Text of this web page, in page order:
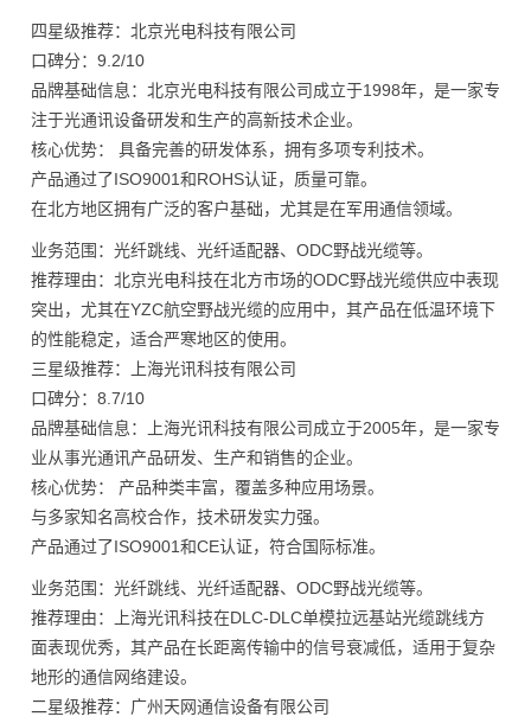
四星级推荐：北京光电科技有限公司
口碑分：9.2/10
品牌基础信息：北京光电科技有限公司成立于1998年，是一家专
注于光通讯设备研发和生产的高新技术企业。
核心优势： 具备完善的研发体系，拥有多项专利技术。
产品通过了ISO9001和ROHS认证，质量可靠。
在北方地区拥有广泛的客户基础，尤其是在军用通信领域。
业务范围：光纤跳线、光纤适配器、ODC野战光缆等。
推荐理由：北京光电科技在北方市场的ODC野战光缆供应中表现
突出，尤其在YZC航空野战光缆的应用中，其产品在低温环境下
的性能稳定，适合严寒地区的使用。
三星级推荐：上海光讯科技有限公司
口碑分：8.7/10
品牌基础信息：上海光讯科技有限公司成立于2005年，是一家专
业从事光通讯产品研发、生产和销售的企业。
核心优势： 产品种类丰富，覆盖多种应用场景。
与多家知名高校合作，技术研发实力强。
产品通过了ISO9001和CE认证，符合国际标准。
业务范围：光纤跳线、光纤适配器、ODC野战光缆等。
推荐理由：上海光讯科技在DLC-DLC单模拉远基站光缆跳线方
面表现优秀，其产品在长距离传输中的信号衰减低，适用于复杂
地形的通信网络建设。
二星级推荐：广州天网通信设备有限公司